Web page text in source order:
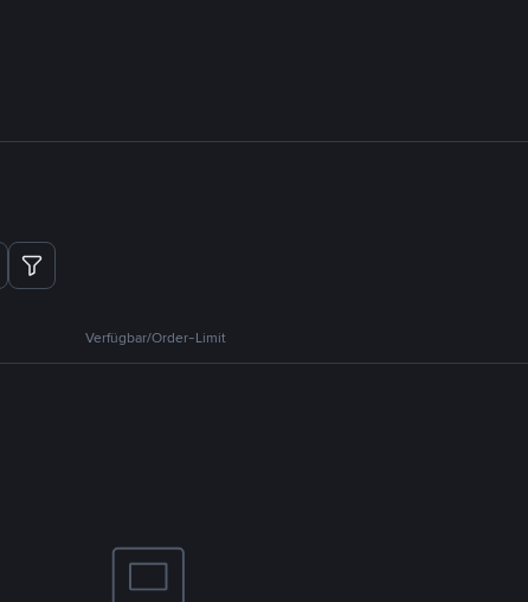
Verfügbar/Order-Limit